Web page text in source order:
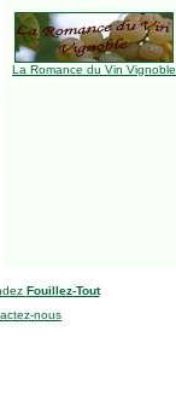
La Romance du Vin Vignoble
Fouillez-Tout
nous